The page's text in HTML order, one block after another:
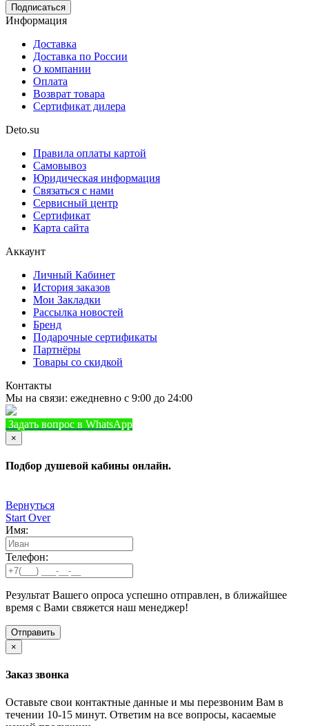
Информация
Доставка
Доставка по России
О компании
Оплата
Возврат товара
Сертификат дилера
Deto.su
Правила оплаты картой
Самовывоз
Юридическая информация
Связаться с нами
Сервисный центр
Сертификат
Карта сайта
Аккаунт
Личный Кабинет
История заказов
Мои Закладки
Рассылка новостей
Бренд
Подарочные сертификаты
Партнёры
Товары со скидкой
Контакты
Мы на связи: ежедневно с 9:00 до 24:00
Задать вопрос в WhatsApp
×
Подбор душевой кабины онлайн.
Вернуться
Start Over
Имя:
Телефон:
Результат Вашего опроса успешно отправлен, в ближайшее
время с Вами свяжется наш менеджер!
×
Заказ звонка
Оставьте свои контактные данные и мы перезвоним Вам в
течении 10-15 минут. Ответим на все вопросы, касаемые